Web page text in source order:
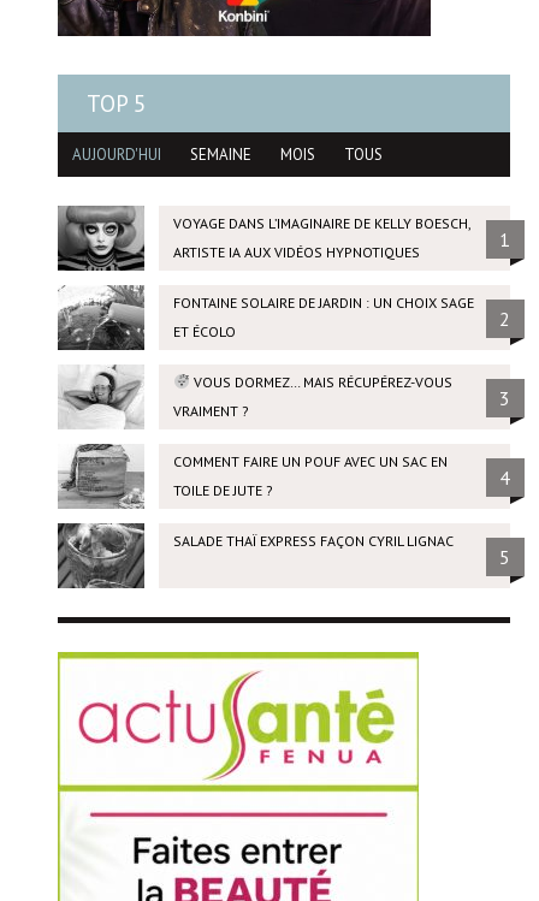
TOP 5
AUJOURD'HUI SEMAINE MOIS TOUS
VOYAGE DANS L’IMAGINAIRE DE KELLY BOESCH,
ARTISTE IA AUX VIDÉOS HYPNOTIQUES
1
FONTAINE SOLAIRE DE JARDIN : UN CHOIX SAGE
ET ÉCOLO
2
VOUS DORMEZ… MAIS RÉCUPÉREZ-VOUS
VRAIMENT ?
3
COMMENT FAIRE UN POUF AVEC UN SAC EN
TOILE DE JUTE ?
4
SALADE THAÏ EXPRESS FAÇON CYRIL LIGNAC
5